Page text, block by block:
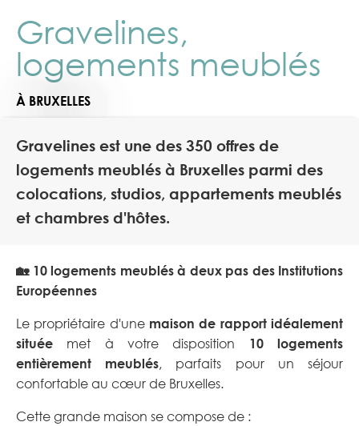
Gravelines,
logements meublés
À BRUXELLES
Gravelines est une des 350 offres de
logements meublés à Bruxelles parmi des
colocations, studios, appartements meublés
et chambres d'hôtes.
🏡 10 logements meublés à deux pas des Institutions
Européennes
Le propriétaire d'une maison de rapport idéalement
située met à votre disposition 10 logements
entièrement meublés, parfaits pour un séjour
confortable au cœur de Bruxelles.
Cette grande maison se compose de :